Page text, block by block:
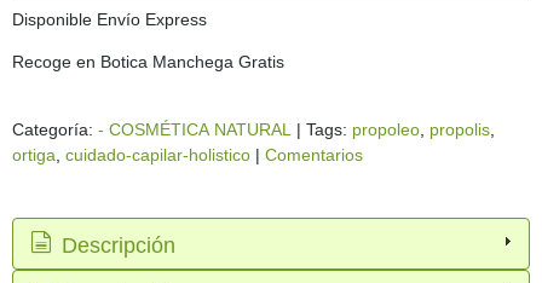
Disponible Envío Express
Recoge en Botica Manchega Gratis
Categoría: - COSMÉTICA NATURAL | Tags: propoleo propolis
ortiga cuidado-capilar-holistico | Comentarios
Descripción